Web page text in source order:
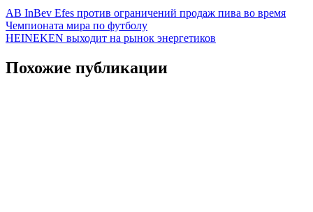
Навигация
по
AB InBev Efes против ограничений продаж пива во время
Чемпионата мира по футболу
HEINEKEN выходит на рынок энергетиков
Похожие публикации